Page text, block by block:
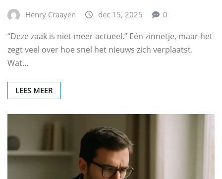
Henry Craayen dec 15, 2025 0
“Deze zaak is niet meer actueel.” Eén zinnetje, maar het
zegt veel over hoe snel het nieuws zich verplaatst.
Wat…
LEES MEER